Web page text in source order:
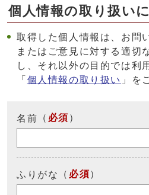
個人情報の取り扱い
取得した個人情報は、お問
またはご意見に対する適切
し、それ以外の目的では利
「 個人情報の取り扱い 」を
名前 （ 必須 ）
ふりがな （ 必須）